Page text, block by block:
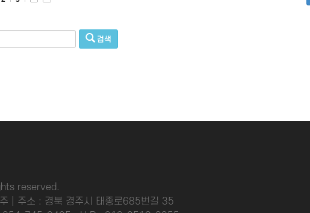
검색
reserved.
| 주소 : 경북 경주시 태종로685번길 35